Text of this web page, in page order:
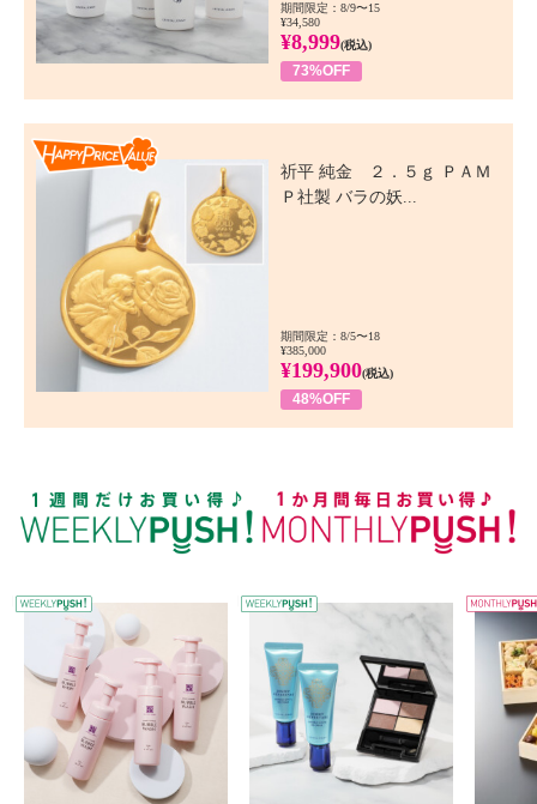
期間限定：8/9〜15
¥34,580
¥8,999(税込)
73%OFF
祈平 純金 ２．５ｇ ＰＡＭ
Ｐ社製 バラの妖...
期間限定：8/5〜18
¥385,000
¥199,900(税込)
48%OFF
WEEKLY PUSH